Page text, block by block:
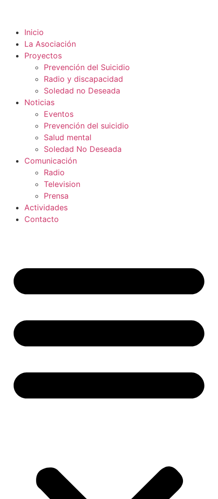
Inicio
La Asociación
Proyectos
Prevención del Suicidio
Radio y discapacidad
Soledad no Deseada
Noticias
Eventos
Prevención del suicidio
Salud mental
Soledad No Deseada
Comunicación
Radio
Television
Prensa
Actividades
Contacto